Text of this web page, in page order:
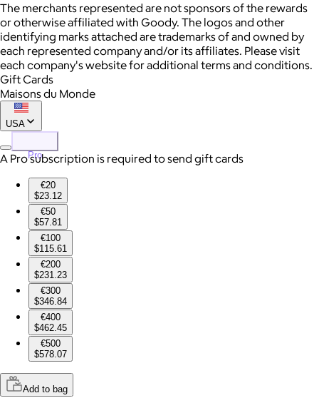
The merchants represented are not sponsors of the rewards
or otherwise affiliated with Goody. The logos and other
identifying marks attached are trademarks of and owned by
each represented company and/or its affiliates. Please visit
each company's website for additional terms and conditions.
Gift Cards
Maisons du Monde
USA
Pro
A Pro subscription is required to send gift cards
€20
$23.12
€50
$57.81
€100
$115.61
€200
$231.23
€300
$346.84
€400
$462.45
€500
$578.07
Add to bag